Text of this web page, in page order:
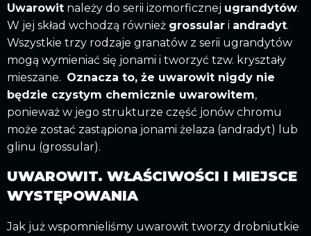
Uwarowit należy do serii izomorficznej ugrandytów.
W jej skład wchodzą również grossular i andradyt.
Wszystkie trzy rodzaje granatów z serii ugrandytów
mogą wymieniać się jonami i tworzyć tzw. kryształy
mieszane. Oznacza to, że uwarowit nigdy nie
będzie czystym chemicznie uwarowitem,
ponieważ w jego strukturze część jonów chromu
może zostać zastąpiona jonami żelaza (andradyt) lub
glinu (grossular).
UWAROWIT. WŁAŚCIWOŚCI I MIEJSCE
WYSTĘPOWANIA
Jak już wspomnieliśmy uwarowit tworzy drobniutkie